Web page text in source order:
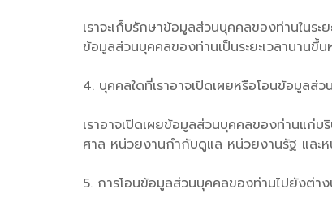
เราจะเก็บรักษาข้อมูลส่วนบุคคลของท่านในร
ข้อมูลส่วนบุคคลของท่านเป็นระยะเวลานาน
4. บุคคลใดที่เราอาจเปิดเผยหรือโอนข้อมูลส่
เราอาจเปิดเผยข้อมูลส่วนบุคคลของท่านแ
ศาล หน่วยงานกำกับดูแล หน่วยงานรัฐ และ
5. การโอนข้อมูลส่วนบุคคลของท่านไปยังต่าง